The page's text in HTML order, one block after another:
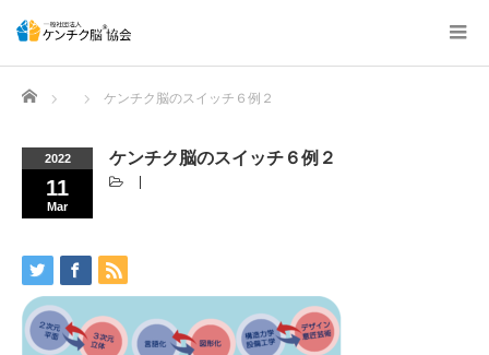
Home ケンチク脳のスイッチ６例２
2022
11
Mar
ケンチク脳のスイッチ６例２